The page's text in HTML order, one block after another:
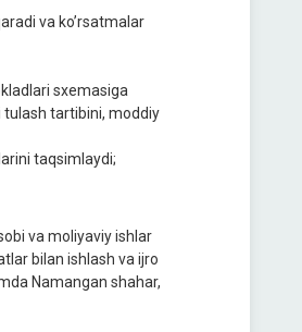
va ko’rsatmalar
sxеmasiga
tulash tartibini, moddiy
taqsimlaydi;
va moliyaviy ishlar
bilan ishlash va ijro
Namangan shahar,